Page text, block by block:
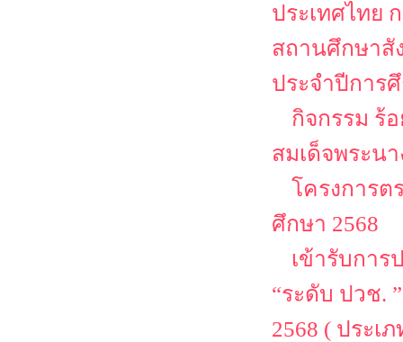
ประเทศไทย
สถานศึกษาสั
ประจำปีการ
กิจกรรม ร้
สมเด็จพระน
โครงการต
ศึกษา 2568
เข้ารับการ
“ระดับ ปวช.
2568 ( ประเ